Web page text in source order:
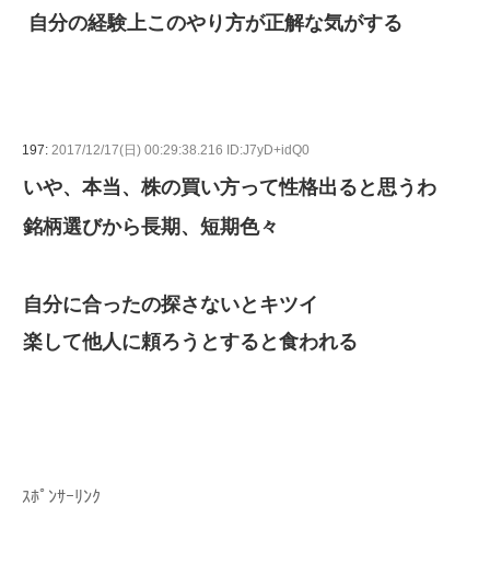
自分の経験上このやり方が正解な気がする
197: 2017/12/17(日) 00:29:38.216 ID:J7yD+idQ0
いや、本当、株の買い方って性格出ると思うわ
銘柄選びから長期、短期色々
自分に合ったの探さないとキツイ
楽して他人に頼ろうとすると食われる
ｽﾎﾟﾝｻｰﾘﾝｸ